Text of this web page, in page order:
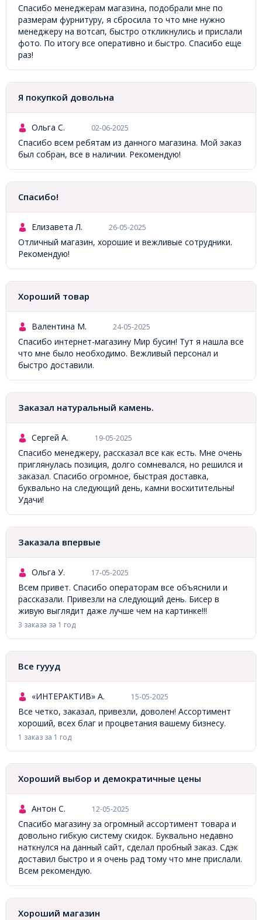
Спасибо менеджерам магазина, подобрали мне по
размерам фурнитуру, я сбросила то что мне нужно
менеджеру на вотсап, быстро откликнулись и прислали
фото. По итогу все оперативно и быстро. Спасибо еще
раз!
Я покупкой довольна
Ольга С. 02-06-2025
Спасибо всем ребятам из данного магазина. Мой заказ
был собран, все в наличии. Рекомендую!
Спасибо!
Елизавета Л. 26-05-2025
Отличный магазин, хорошие и вежливые сотрудники.
Рекомендую!
Хороший товар
Валентина М. 24-05-2025
Спасибо интернет-магазину Мир бусин! Тут я нашла все
что мне было необходимо. Вежливый персонал и
быстро доставили.
Заказал натуральный камень.
Сергей А. 19-05-2025
Спасибо менеджеру, рассказал все как есть. Мне очень
приглянулась позиция, долго сомневался, но решился и
заказал. Спасибо огромное, быстрая доставка,
буквально на следующий день, камни восхитительны!
Удачи!
Заказала впервые
Ольга У. 17-05-2025
Всем привет. Спасибо операторам все объяснили и
рассказали. Привезли на следующий день. Бисер в
живую выглядит даже лучше чем на картинке!!!
3 заказа за 1 год
Все гуууд
«ИНТЕРАКТИВ» А. 15-05-2025
Все четко, заказал, привезли, доволен! Ассортимент
хороший, всех благ и процветания вашему бизнесу.
1 заказ за 1 год
Хороший выбор и демократичные цены
Антон С. 12-05-2025
Спасибо магазину за огромный ассортимент товара и
довольно гибкую систему скидок. Буквально недавно
наткнулся на данный сайт, сделал пробный заказ. Сдэк
доставил быстро и я очень рад тому что мне прислали.
Всем рекомендую.
Хороший магазин